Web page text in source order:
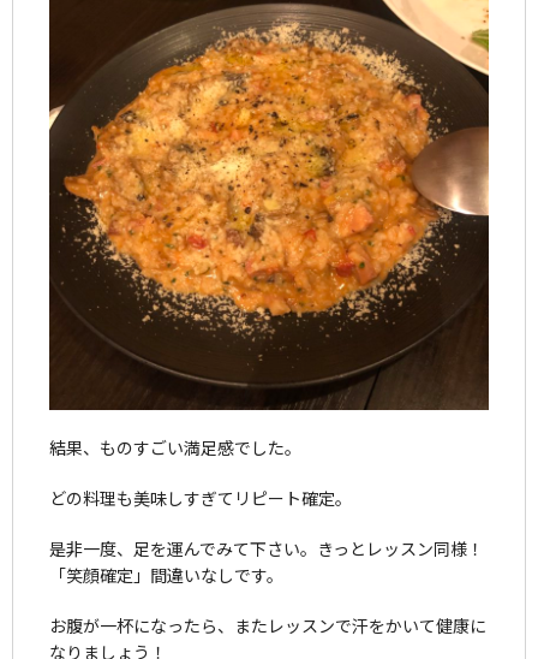
結果、ものすごい満足感でした。
どの料理も美味しすぎてリピート確定。
是非一度、足を運んでみて下さい。きっとレッスン同様！
「笑顔確定」間違いなしです。
お腹が一杯になったら、またレッスンで汗をかいて健康に
なりましょう！